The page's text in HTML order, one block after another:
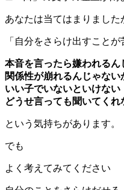
あなたは当てはまりました
「自分をさらけ出すこと
本音を言ったら嫌われるん
関係性が崩れるんじゃない
いい子でいないといけない
どうせ言っても聞いてくれ
という気持ちがあります。
でも
よく考えてみてください